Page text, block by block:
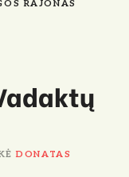
RAJONAS
DONATAS